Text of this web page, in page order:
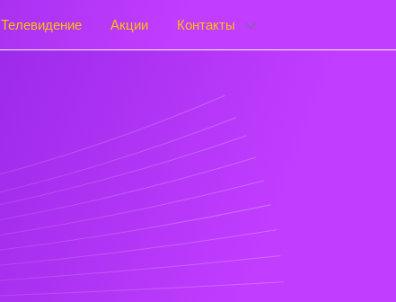
Телевидение Акции Контакты